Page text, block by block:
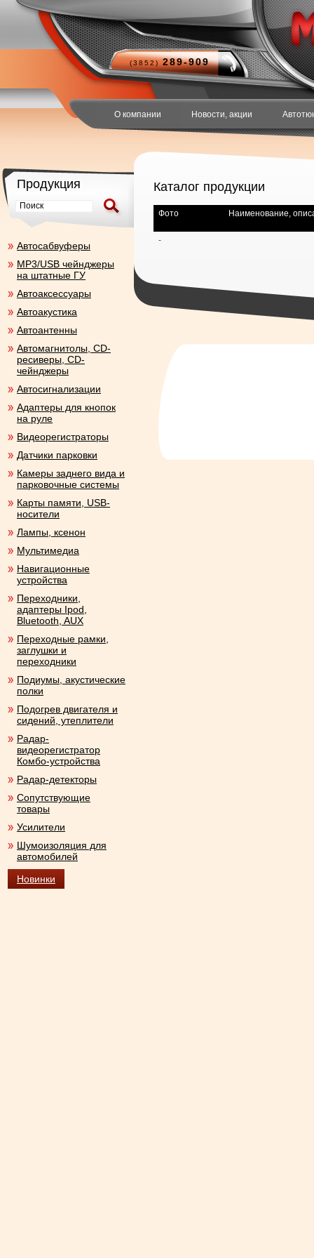
(3852)289-909
О компании Новости, акции
Каталог продукции
Фото Наименование,
-
Продукция
Aвтосабвуферы
MP3/USB чейнджеры
на штатные ГУ
Автоаксесcуары
Автоакустика
Автоантенны
Автомагнитолы, CD-
ресиверы, CD-
чейнджеры
Автосигнализации
Адаптеры для кнопок
на руле
Видеорегистраторы
Датчики парковки
Камеры заднего вида и
парковочные системы
Карты памяти, USB-
носители
Лампы, ксенон
Мультимедиа
Навигационные
устройства
Переходники,
адаптеры Ipod,
Bluetooth, AUX
Переходные рамки,
заглушки и
переходники
Подиумы, акустические
полки
Подогрев двигателя и
сидений, утеплители
Радар-
видеорегистратор
Комбо-устройства
Радар-детекторы
Сопутствующие
товары
Усилители
Шумоизоляция для
автомобилей
Новинки